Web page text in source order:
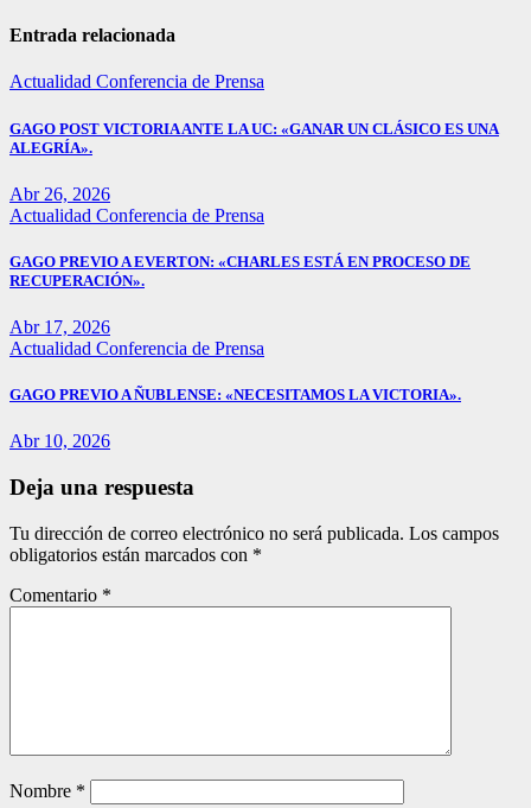
Entrada relacionada
Actualidad Conferencia de Prensa
GAGO POST VICTORIA ANTE LA UC: «GANAR UN CLÁSICO ES UNA
ALEGRÍA».
Abr 26, 2026
Actualidad Conferencia de Prensa
GAGO PREVIO A EVERTON: «CHARLES ESTÁ EN PROCESO DE
RECUPERACIÓN».
Abr 17, 2026
Actualidad Conferencia de Prensa
GAGO PREVIO A ÑUBLENSE: «NECESITAMOS LA VICTORIA».
Abr 10, 2026
Deja una respuesta
Tu dirección de correo electrónico no será publicada. Los campos
obligatorios están marcados con *
Comentario *
Nombre *